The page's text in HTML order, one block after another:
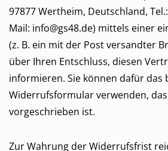
97877 Wertheim, Deutschland,
Mail: info@gs48.de) mittels einer
(z. B. ein mit der Post versandter
über Ihren Entschluss, diesen
informieren. Sie können dafür das
Widerrufsformular verwenden,
vorgeschrieben ist.
Zur Wahrung der Widerrufsfrist